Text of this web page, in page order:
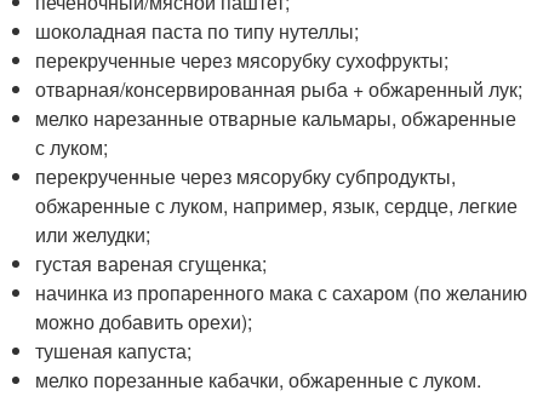
шоколадная паста по типу нутеллы;
перекрученные через мясорубку сухофрукты;
отварная/консервированная рыба + обжаренный лук;
мелко нарезанные отварные кальмары, обжаренные
с луком;
перекрученные через мясорубку субпродукты,
обжаренные с луком, например, язык, сердце, легкие
или желудки;
густая вареная сгущенка;
начинка из пропаренного мака с сахаром (по желанию
можно добавить орехи);
тушеная капуста;
мелко порезанные кабачки, обжаренные с луком.